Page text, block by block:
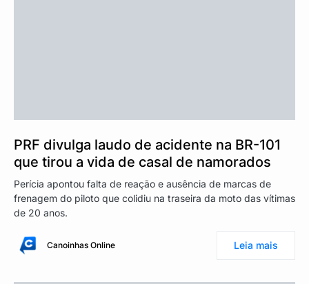
PRF divulga laudo de acidente na BR-101
que tirou a vida de casal de namorados
Perícia apontou falta de reação e ausência de marcas de
frenagem do piloto que colidiu na traseira da moto das vítimas
de 20 anos.
Canoinhas Online Leia mais